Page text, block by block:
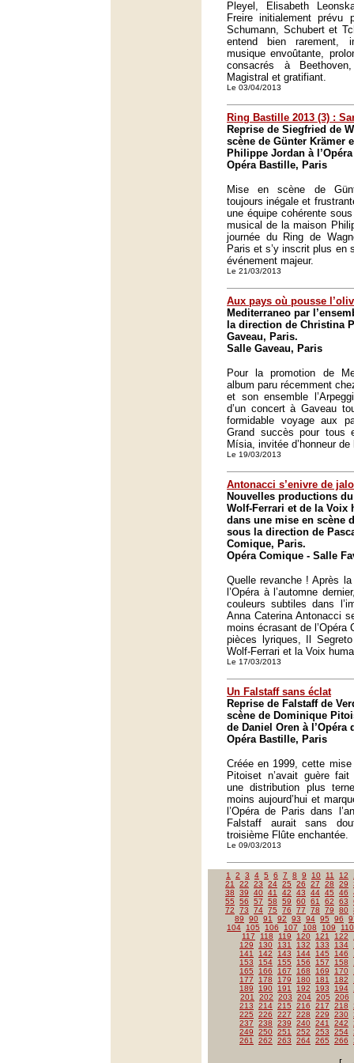
Pleyel, Elisabeth
Freire initialement prévu
Schumann, Schubert et
entend bien rarement,
musique envoûtante,
consacrés à
Magistral et gratifiant.
Le 03/04/2013
Ring Bastille 2013 (3) :
Reprise de Siegfried de
scène de Günter Krämer
Philippe Jordan à
Opéra Bastille, Paris
Mise en scène de
toujours inégale et
une équipe cohérente
musical de la maison
journée du Ring de
Paris et s’y inscrit plus en
événement majeur.
Le 21/03/2013
Aux pays où pousse
Mediterraneo par
la direction de Christina
Gaveau, Paris.
Salle Gaveau, Paris
Pour la promotion de
album paru récemment
et son ensemble
d’un concert à Gaveau
formidable voyage aux
Grand succès pour tous
Mísia, invitée d’honneur
Le 19/03/2013
Antonacci s’enivre de
Nouvelles productions
Wolf-Ferrari et de la Voix
dans une mise en scène
sous la direction de
Comique, Paris.
Opéra Comique - Salle
Quelle revanche ! Après
l’Opéra à l’automne
couleurs subtiles dans
Anna Caterina Antonacci
moins écrasant de l’Opéra
pièces lyriques, Il
Wolf-Ferrari et la Voix
Le 17/03/2013
Un Falstaff sans éclat
Reprise de Falstaff de
scène de Dominique
de Daniel Oren à l’Opéra
Opéra Bastille, Paris
Créée en 1999, cette
Pitoiset n’avait guère
une distribution plus
moins aujourd’hui et
l’Opéra de Paris dans
Falstaff aurait sans
troisième Flûte enchantée.
Le 09/03/2013
1 2 3 4 5 6 7 8 9 10 11 12
21
22 23 24 25 26 27 28 29
38
39 40 41 42 43 44 45 46
55
56 57 58 59 60 61 62 63
72
73 74 75 76 77 78 79 80
89
90 91 92 93 94 95 96
104
105 106 107 108 109
110
117
118 119 120 121 122
129
130 131 132 133 134
141
142 143 144 145 146
153
154 155 156 157 158
165
166 167 168 169 170
177
178 179 180 181 182
189
190 191 192 193 194
201
202 203 204 205
206
213
214 215 216 217 218
225
226 227 228 229 230
237
238 239 240 241 242
249
250 251 252 253 254
261
262 263 264 265 266